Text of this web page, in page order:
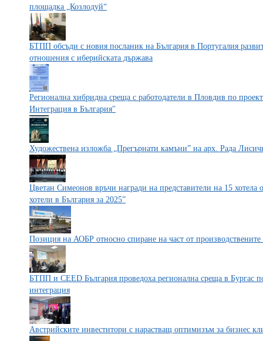
площадка „Козлодуй“
БТПП обсъди с новия посланик на България в Португалия
отношения с иберийската държава
Регионална хибридна среща с работодатели в Пловдив по
Интеграция в България"
Художествена изложба „Прегърнати камъни” на арх. Рада
Цветан Симеонов връчи награди на представители на 15
хотели в България за 2025”
Позиция на АОБР относно спиране на част от
БТПП и CEED България проведоха регионална среща в Бургас
интеграция
Австрийските инвеститори с нарастващ оптимизъм за бизнес